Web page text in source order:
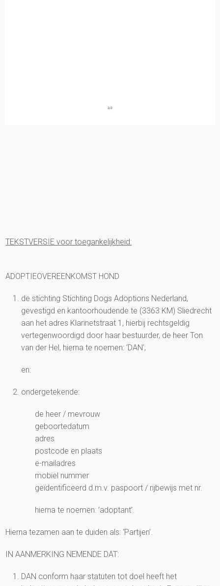
TEKSTVERSIE voor toegankelijkheid:
ADOPTIEOVEREENKOMST HOND
de stichting Stichting Dogs Adoptions Nederland,
gevestigd en kantoorhoudende te (3363 KM) Sliedrecht
aan het adres Klarinetstraat 1, hierbij rechtsgeldig
vertegenwoordigd door haar bestuurder, de heer Ton
van der Hel, hierna te noemen: ‘DAN’;
en:
ondergetekende:
de heer / mevrouw
geboortedatum
adres
postcode en plaats
e-mailadres
mobiel nummer
geïdentificeerd d.m.v. paspoort / rijbewijs met nr.
hierna te noemen: ‘adoptant’.
Hierna tezamen aan te duiden als: ‘Partijen’.
IN AANMERKING NEMENDE DAT:
DAN conform haar statuten tot doel heeft het